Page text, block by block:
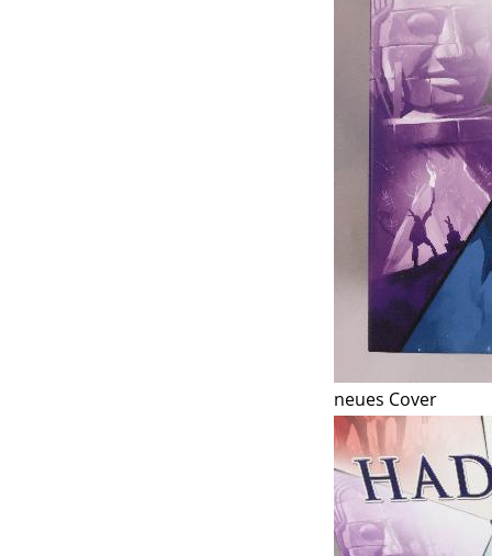
neues Cover